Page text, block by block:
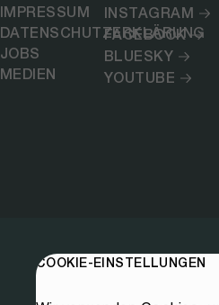
IMPRESSUM
DATENSCHUTZERKLÄRUNG
JOBS
MEDIEN
INSTAGRAM
FACEBOOK
BLUESKY
YOUTUBE
COOKIE-EINSTELLUNGEN